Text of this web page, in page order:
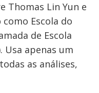
Thomas Lin Yun e
Escola do
de Escola
Usa apenas um
as análises,